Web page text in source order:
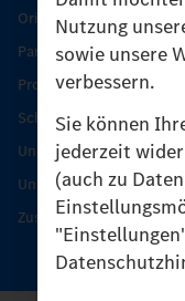
Nutzung
sowie unsere
verbessern.
Sie können
jederzeit
(auch zu
Original-Teile
Partner finden
Produkt-Highlights
Schutz und Werterhalt
Unimog Serviceangebot
Unimog Servicetage
Zusatzleistungen